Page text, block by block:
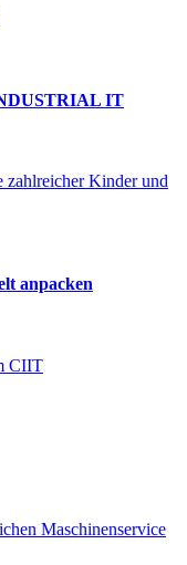
IT
zahlreicher Kinder und
anpacken
CIIT
Maschinenservice